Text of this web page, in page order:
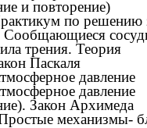
и повторение)
по решению
Сообщающиеся
трения. Теория
Паскаля
давление
давление
Закон Архимеда
механизмы-